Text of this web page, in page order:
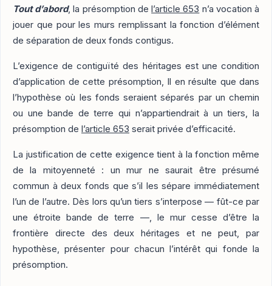
Tout d’abord, la présomption del’article 653 n’a vocation à
jouer que pour les murs remplissant la fonction d’élément
de séparation de deux fonds contigus.
L’exigence de contiguïté des héritages est une condition
d’application de cette présomption, Il en résulte que dans
l’hypothèse où les fonds seraient séparés par un chemin
ou une bande de terre qui n’appartiendrait à un tiers, la
présomption de l’article 653 serait privée d’efficacité.
La justification de cette exigence tient à la fonction même
de la mitoyenneté : un mur ne saurait être présumé
commun à deux fonds que s’il les sépare immédiatement
l’un de l’autre. Dès lors qu’un tiers s’interpose — fût-ce par
une étroite bande de terre —, le mur cesse d’être la
frontière directe des deux héritages et ne peut, par
hypothèse, présenter pour chacun l’intérêt qui fonde la
présomption.